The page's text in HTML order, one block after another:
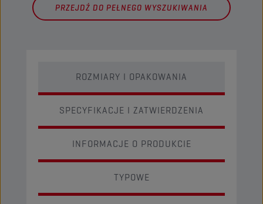
PRZEJDŹ DO PEŁNEGO WYSZUKIWANIA
ROZMIARY I OPAKOWANIA
SPECYFIKACJE I ZATWIERDZENIA
INFORMACJE O PRODUKCIE
TYPOWE